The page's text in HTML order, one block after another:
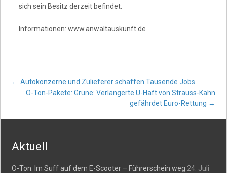
sich sein Besitz derzeit befindet.
Informationen: www.anwaltauskunft.de
Post
navigation
← Autokonzerne und Zulieferer schaffen Tausende Jobs
O-Ton-Pakete: Grüne: Verlängerte U-Haft von Strauss-Kahn
gefährdet Euro-Rettung →
Aktuell
O-Ton: Im Suff auf dem E-Scooter – Führerschein weg 24. Juli